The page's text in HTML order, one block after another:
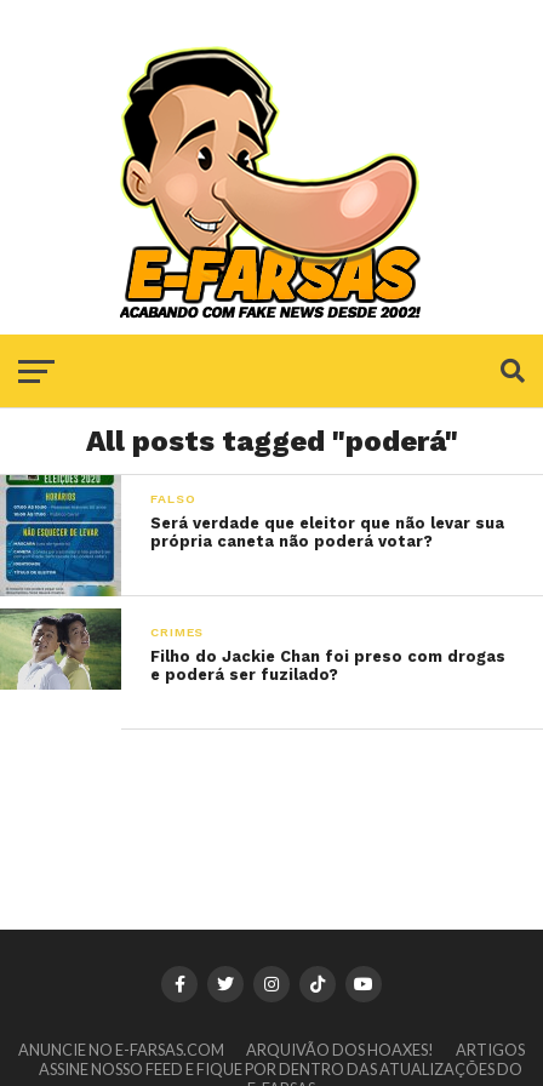
All posts tagged "poderá"
FALSO
Será verdade que eleitor que não levar sua
própria caneta não poderá votar?
CRIMES
Filho do Jackie Chan foi preso com drogas
e poderá ser fuzilado?
ANUNCIE NO E-FARSAS.COM ARQUIVÃO DOS HOAXES!
ARTIGOS
ASSINE NOSSO FEED E FIQUE POR DENTRO DAS ATUALIZAÇÕES DO